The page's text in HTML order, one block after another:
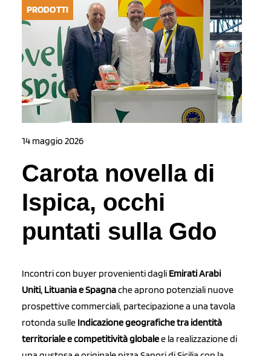
PRODOTTI
14 maggio 2026
Carota novella di
Ispica, occhi
puntati sulla Gdo
Incontri con buyer provenienti dagli Emirati Arabi
Uniti, Lituania e Spagnache aprono potenziali nuove
prospettive commerciali, partecipazione a una tavola
rotonda sulle Indicazione geografiche tra identità
territoriale e competitività globalee la realizzazione di